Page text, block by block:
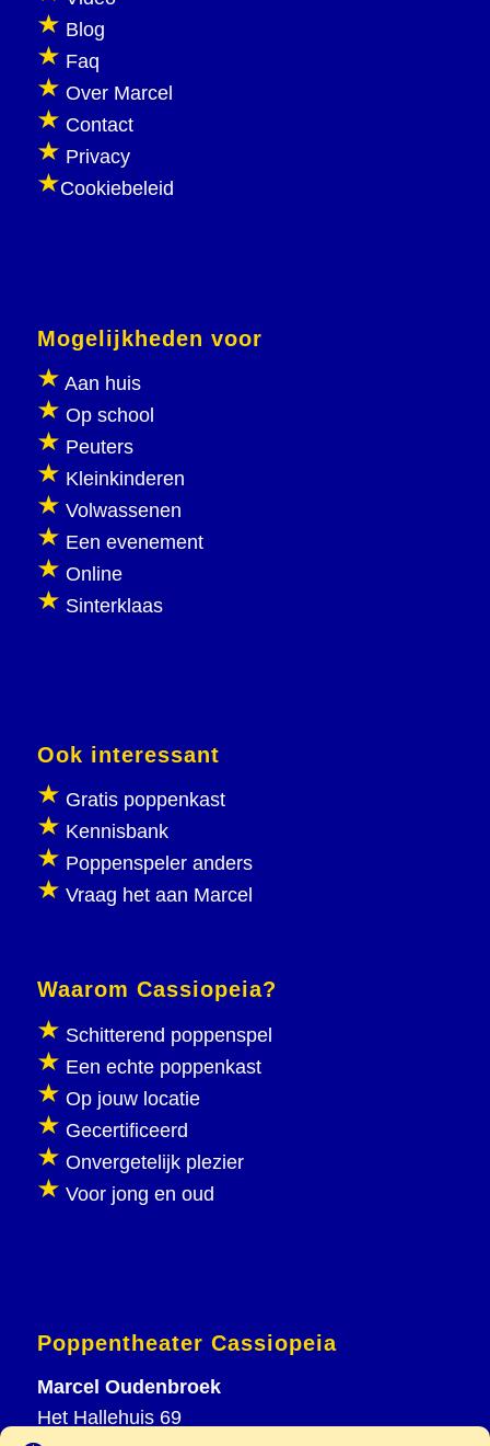
Blog
Faq
Over Marcel
Contact
Privacy
Cookiebeleid
Mogelijkheden voor
Aan huis
Op school
Peuters
Kleinkinderen
Volwassenen
Een evenement
Online
Sinterklaas
Ook interessant
Gratis poppenkast
Kennisbank
Poppenspeler anders
Vraag het aan Marcel
Waarom Cassiopeia?
Schitterend poppenspel
Een echte poppenkast
Op jouw locatie
Gecertificeerd
Onvergetelijk plezier
Voor jong en oud
Poppentheater Cassiopeia
Marcel Oudenbroek
Het Hallehuis 69